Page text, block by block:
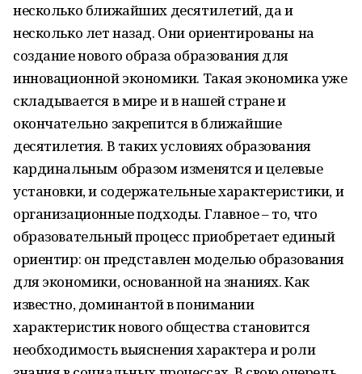
несколько ближайших десятилетий, да и
несколько лет назад. Они ориентированы на
создание нового образа образования для
инновационной экономики. Такая экономика уже
складывается в мире и в нашей стране и
окончательно закрепится в ближайшие
десятилетия. В таких условиях образования
кардинальным образом изменятся и целевые
установки, и содержательные характеристики, и
организационные подходы. Главное – то, что
образовательный процесс приобретает единый
ориентир: он представлен моделью образования
для экономики, основанной на знаниях. Как
известно, доминантой в понимании
характеристик нового общества становится
необходимость выяснения характера и роли